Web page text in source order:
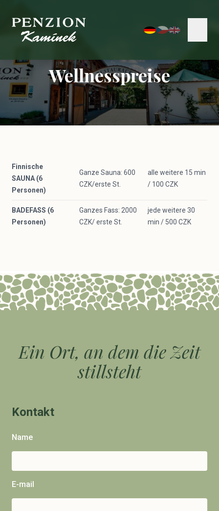
Wellnesspreise
Finnische
SAUNA (6
Personen)
Ganze Sauna: 600
CZK/erste St.
alle weitere 15 min
/ 100 CZK
BADEFASS (6
Personen)
Ganzes Fass: 2000
CZK/ erste St.
jede weitere 30
min / 500 CZK
Ein Ort, an dem die Zeit
stillsteht
Kontakt
Name
E-mail